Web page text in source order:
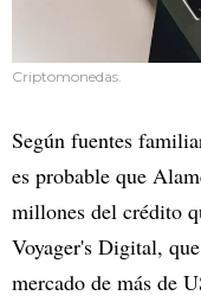
Criptomonedas.
Según fuentes
es probable que
millones del crédito
Voyager's Digital,
mercado de más de